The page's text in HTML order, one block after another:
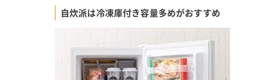
自炊派は冷凍庫付き容量多めがおすすめ